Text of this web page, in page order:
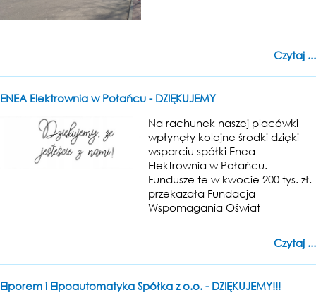
Czytaj ...
ENEA Elektrownia w Połańcu - DZIĘKUJEMY
Na rachunek naszej placówki
wpłynęły kolejne środki dzięki
wsparciu spółki Enea
Elektrownia w Połańcu.
Fundusze te w kwocie 200 tys. zł.
przekazała Fundacja
Wspomagania Oświat
Czytaj ...
Elporem i Elpoautomatyka Spółka z o.o. - DZIĘKUJEMY!!!